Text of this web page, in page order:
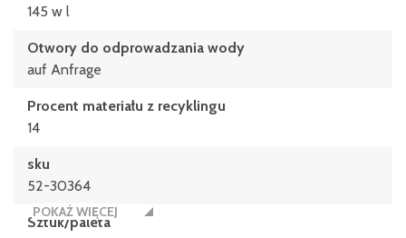
145 w l
Otwory do odprowadzania wody
auf Anfrage
Procent materiału z recyklingu
14
sku
52-30364
Sztuk/paleta
POKAŻ WIĘCEJ